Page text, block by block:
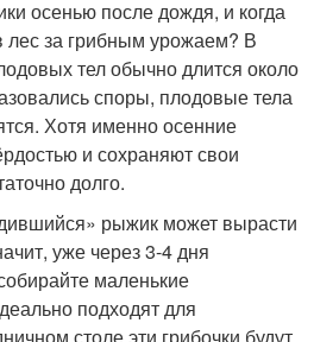
осенью после дождя, и когда
лес за грибным урожаем? В
тел обычно длится около
споры, плодовые тела
Хотя именно осенние
и сохраняют свои
долго.
рыжик может вырасти
уже через 3-4 дня
маленькие
подходят для